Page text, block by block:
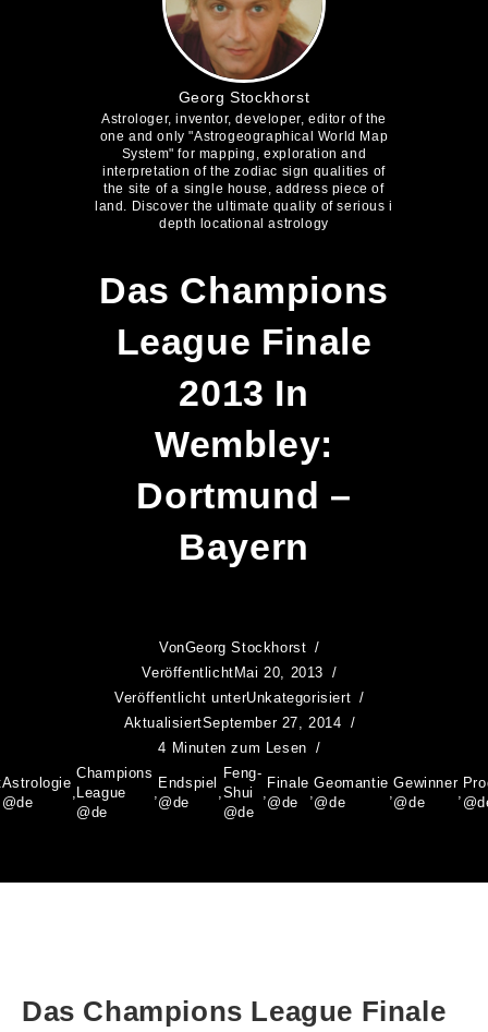
Georg Stockhorst
Astrologer, inventor, developer, editor of the
one and only "Astrogeographical World Map
System" for mapping, exploration and
interpretation of the zodiac sign qualities of
the site of a single house, address piece of
land. Discover the ultimate quality of serious i
depth locational astrology
Das Champions
League Finale
2013 In
Wembley:
Dortmund –
Bayern
VonGeorg Stockhorst
VeröffentlichtMai 20, 2013
Veröffentlicht unterUnkategorisiert
AktualisiertSeptember 27, 2014
4 Minuten zum Lesen
Astrologie
@de
Champions
League
@de
Endspiel
@de
Feng-
Shui
@de
Finale
@de
Geomantie
@de
Gewinner
@de
Das Champions League Finale